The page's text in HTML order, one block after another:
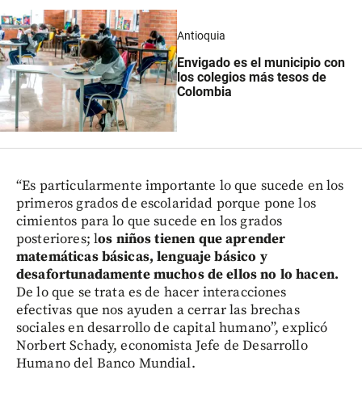
Antioquia
Envigado es el municipio con
los colegios más tesos de
Colombia
“Es particularmente importante lo que sucede en los
primeros grados de escolaridad porque pone los
cimientos para lo que sucede en los grados
posteriores; los niños tienen que aprender
matemáticas básicas, lenguaje básico y
desafortunadamente muchos de ellos no lo hacen.
De lo que se trata es de hacer interacciones
efectivas que nos ayuden a cerrar las brechas
sociales en desarrollo de capital humano”, explicó
Norbert Schady, economista Jefe de Desarrollo
Humano del Banco Mundial.